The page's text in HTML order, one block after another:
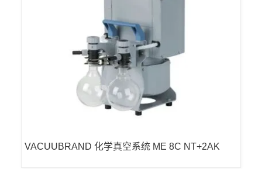
VACUUBRAND 化学真空系统 ME 8C NT+2AK